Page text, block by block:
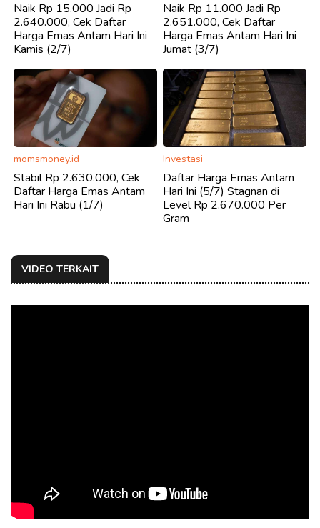
Naik Rp 15.000 Jadi Rp
2.640.000, Cek Daftar
Harga Emas Antam Hari Ini
Kamis (2/7)
Naik Rp 11.000 Jadi Rp
2.651.000, Cek Daftar
Harga Emas Antam Hari Ini
Jumat (3/7)
momsmoney.id
Stabil Rp 2.630.000, Cek
Daftar Harga Emas Antam
Hari Ini Rabu (1/7)
Investasi
Daftar Harga Emas Antam
Hari Ini (5/7) Stagnan di
Level Rp 2.670.000 Per
Gram
VIDEO TERKAIT